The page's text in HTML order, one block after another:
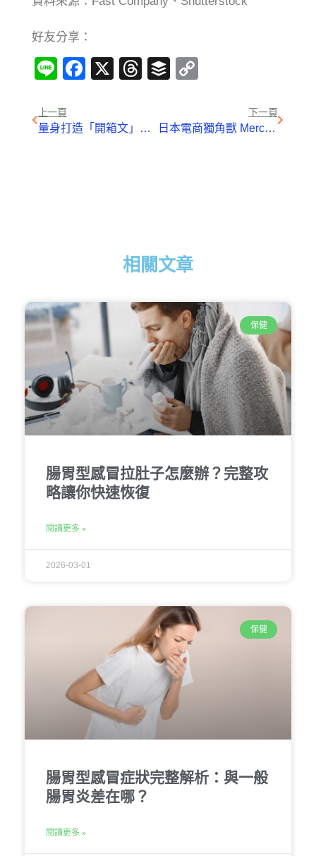
好友分享：
LineFacebook
X Threads
Buffer
上一頁
量身打造「開箱文」電商業績年增6成
下一頁
日本電商獨角獸 Mercari 東京掛牌，首日大漲 77%
相關文章
保健
腸胃型感冒拉肚子怎麼辦？完整攻
略讓你快速恢復
閱讀更多 »
2026-03-01
保健
腸胃型感冒症狀完整解析：與一般
腸胃炎差在哪？
閱讀更多 »